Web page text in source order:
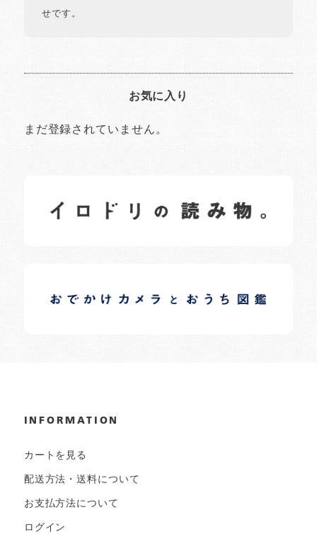
せです。
お気に入り
まだ登録されていません。
日常の様子など随時更新中です。
日常の様子など随時更新中です。
INFORMATION
カートを見る
配送方法・送料について
お支払方法について
ログイン